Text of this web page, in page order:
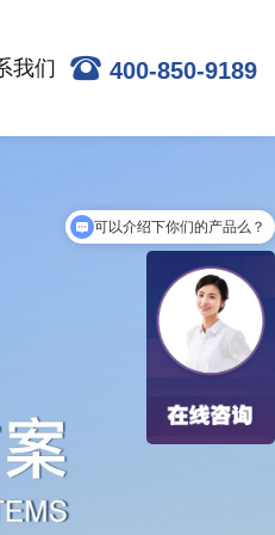
400-850-9189
我们
可以介绍下你们的产品么？